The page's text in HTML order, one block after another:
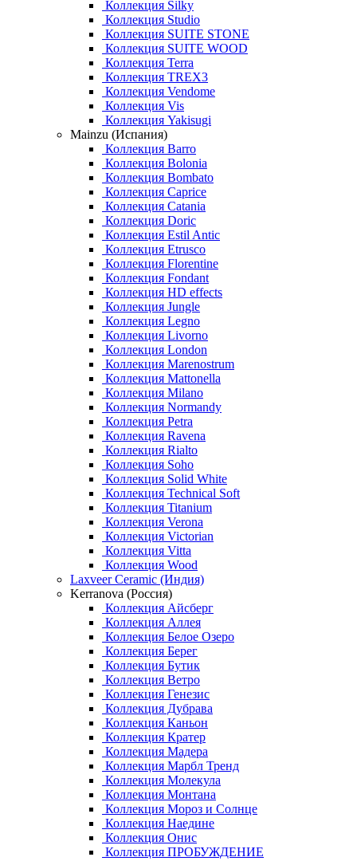
Коллекция Silky
Коллекция Studio
Коллекция SUITE STONE
Коллекция SUITE WOOD
Коллекция Terra
Коллекция TREX3
Коллекция Vendome
Коллекция Vis
Коллекция Yakisugi
Mainzu (Испания)
Коллекция Barro
Коллекция Bolonia
Коллекция Bombato
Коллекция Caprice
Коллекция Catania
Коллекция Doric
Коллекция Estil Antic
Коллекция Etrusco
Коллекция Florentine
Коллекция Fondant
Коллекция HD effects
Коллекция Jungle
Коллекция Legno
Коллекция Livorno
Коллекция London
Коллекция Marenostrum
Коллекция Mattonella
Коллекция Milano
Коллекция Normandy
Коллекция Petra
Коллекция Ravena
Коллекция Rialto
Коллекция Soho
Коллекция Solid White
Коллекция Technical Soft
Коллекция Titanium
Коллекция Verona
Коллекция Victorian
Коллекция Vitta
Коллекция Wood
Laxveer Ceramic (Индия)
Kerranova (Россия)
Коллекция Айсберг
Коллекция Аллея
Коллекция Белое Озеро
Коллекция Берег
Коллекция Бутик
Коллекция Ветро
Коллекция Генезис
Коллекция Дубрава
Коллекция Каньон
Коллекция Кратер
Коллекция Мадера
Коллекция Марбл Тренд
Коллекция Молекула
Коллекция Монтана
Коллекция Мороз и Солнце
Коллекция Наедине
Коллекция Онис
Коллекция ПРОБУЖДЕНИЕ